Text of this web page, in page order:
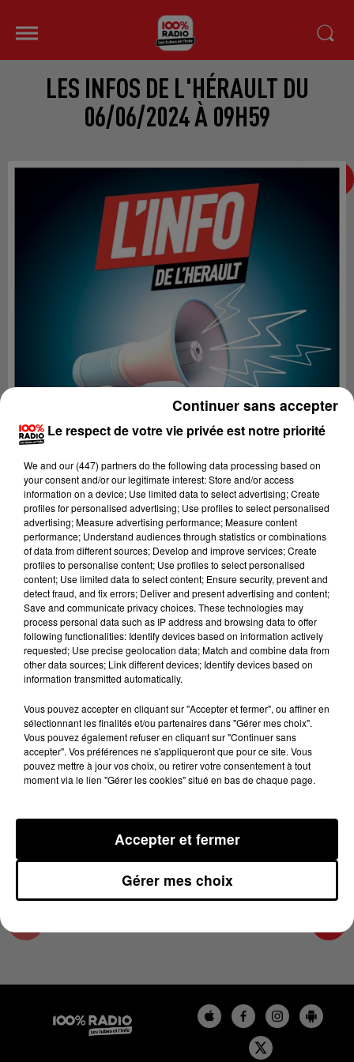
LES INFOS DE L'HÉRAULT DU
06/06/2024 À 09H59
Lecture (2 min 22 sec)
100%
100% Radio les infos de l'Hérault
6 juin 2024 - 2 min 22 sec
LES INFOS DE L'HÉRAULT DU 06/06/2024 À
09H59
Podcasts infos de l'Hérault
Le respect de votre vie privée est notre priorité
We and our (447) partnersdo the following data processing based on
your consent and/or our legitimate interest: Store and/or access
information on a device; Use limited data to select advertising; Create
profiles for personalised advertising; Use profiles to select personalised
advertising; Measure advertising performance; Measure content
performance; Understand audiences through statistics or combinations
of data from different sources; Develop and improve services; Create
profiles to personalise content; Use profiles to select personalised
content; Use limited data to select content; Ensure security, prevent and
detect fraud, and fix errors; Deliver and present advertising and content;
Save and communicate privacy choices. These technologies may
process personal data such as IP address and browsing data to offer
following functionalities: Identify devices based on information actively
requested; Use precise geolocation data; Match and combine data from
other data sources; Link different devices; Identify devices based on
information transmitted automatically.
Vous pouvez accepter en cliquant sur "Accepter et fermer", ou affiner en
sélectionnant les finalités et/ou partenaires dans "Gérer mes choix".
Vous pouvez également refuser en cliquant sur "Continuer sans
accepter". Vos préférences ne s'appliqueront que pour ce site. Vous
pouvez mettre à jour vos choix, ou retirer votre consentement à tout
moment via le lien "Gérer les cookies" situé en bas de chaque page.
Gérer mes choix
Accepter et fermer
Continuer sans accepter